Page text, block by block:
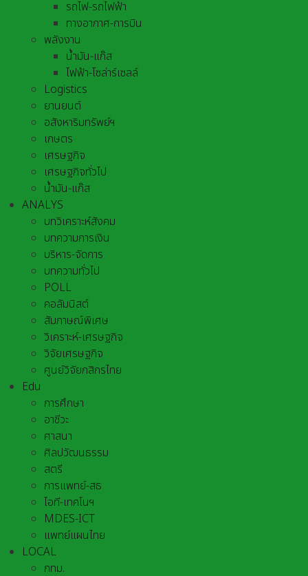
รถไฟ-รถไฟฟ้า
ทางอากาศ-การบิน
พลังงาน
น้ำมัน-แก๊ส
ไฟฟ้า-โซล่าร์เซลล์
Logistics
ยานยนต์
อสังหาริมทรัพย์ฯ
เกษตร
เศรษฐกิจ
เศรษฐกิจทั่วไป
น้ำมัน-แก๊ส
ANALYS
บทวิเคราะห์สังคม
บทความการเงิน
บริหาร-จัดการ
บทความทั่วไป
POLL
คอลัมนิสต์
สัมภาษณ์พิเศษ
วิเคราะห์-เศรษฐกิจ
วิจัยเศรษฐกิจ
ศูนย์วิจัยกสิกรไทย
Edu
การศึกษา
อาชีวะ
ศาสนา
ศิลปวัฒนธรรม
สตรี
การแพทย์-สธ
ไอที-เทคโนฯ
MDES-ICT
แพทย์แผนไทย
LOCAL
กทม.